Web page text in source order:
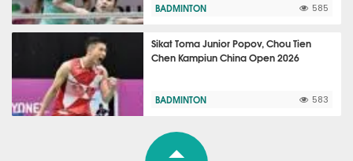
BADMINTON 585
Sikat Toma Junior Popov, Chou Tien
Chen Kampiun China Open 2026
BADMINTON 583